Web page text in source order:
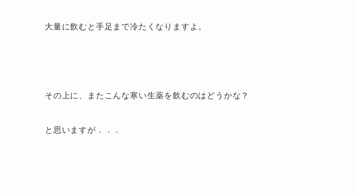
大量に飲むと手足まで冷たくなりますよ。
その上に、またこんな寒い生薬を飲むのはどうかな？
と思いますが．．．